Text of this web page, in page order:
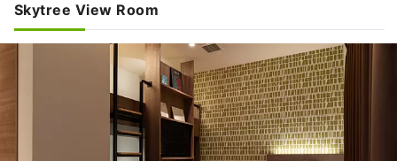
Skytree View Room